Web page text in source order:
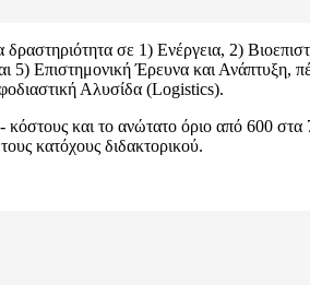
σε 1) Ενέργεια, 2)
5) Επιστημονική Έρευνα και
Αλυσίδα (Logistics).
και το ανώτατο όριο από 600
κατόχους διδακτορικού.